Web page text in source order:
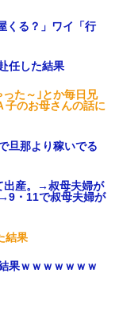
くる？」ワイ「行
任した結果
た～｣とか毎日兄
のお母さんの話に
旦那より稼いでる
出産。→叔母夫婦が
・11で叔母夫婦が
結果
果ｗｗｗｗｗｗｗ